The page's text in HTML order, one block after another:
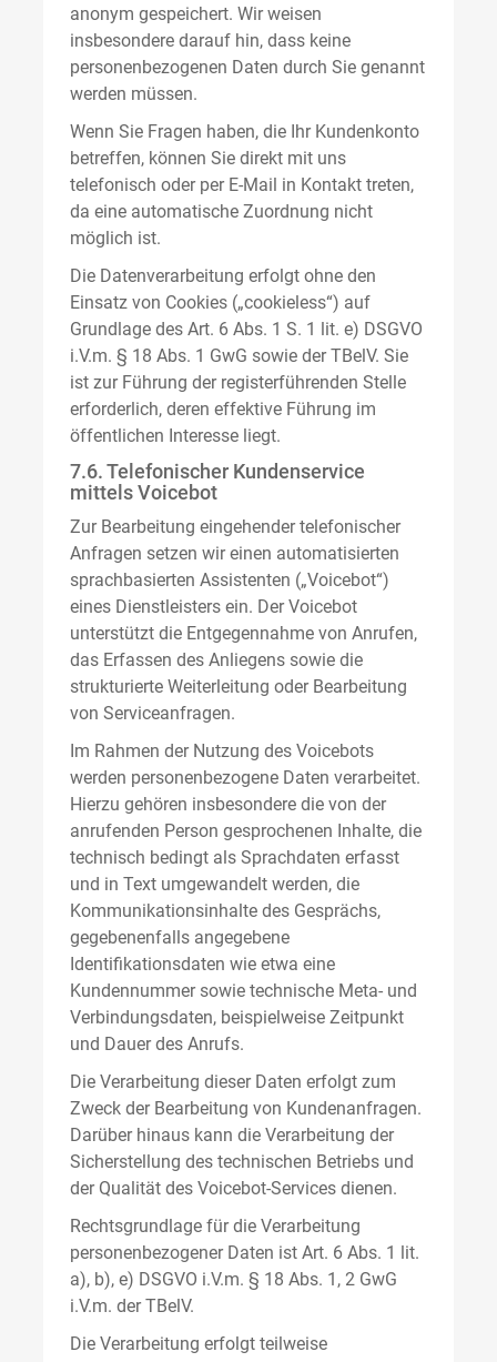
anonym gespeichert. Wir weisen
insbesondere darauf hin, dass keine
personenbezogenen Daten durch Sie genannt
werden müssen.
Wenn Sie Fragen haben, die Ihr Kundenkonto
betreffen, können Sie direkt mit uns
telefonisch oder per E-Mail in Kontakt treten,
da eine automatische Zuordnung nicht
möglich ist.
Die Datenverarbeitung erfolgt ohne den
Einsatz von Cookies („cookieless“) auf
Grundlage des Art. 6 Abs. 1 S. 1 lit. e) DSGVO
i.V.m. § 18 Abs. 1 GwG sowie der TBelV. Sie
ist zur Führung der registerführenden Stelle
erforderlich, deren effektive Führung im
öffentlichen Interesse liegt.
7.6. Telefonischer Kundenservice
mittels Voicebot
Zur Bearbeitung eingehender telefonischer
Anfragen setzen wir einen automatisierten
sprachbasierten Assistenten („Voicebot“)
eines Dienstleisters ein. Der Voicebot
unterstützt die Entgegennahme von Anrufen,
das Erfassen des Anliegens sowie die
strukturierte Weiterleitung oder Bearbeitung
von Serviceanfragen.
Im Rahmen der Nutzung des Voicebots
werden personenbezogene Daten verarbeitet.
Hierzu gehören insbesondere die von der
anrufenden Person gesprochenen Inhalte, die
technisch bedingt als Sprachdaten erfasst
und in Text umgewandelt werden, die
Kommunikationsinhalte des Gesprächs,
gegebenenfalls angegebene
Identifikationsdaten wie etwa eine
Kundennummer sowie technische Meta- und
Verbindungsdaten, beispielweise Zeitpunkt
und Dauer des Anrufs.
Die Verarbeitung dieser Daten erfolgt zum
Zweck der Bearbeitung von Kundenanfragen.
Darüber hinaus kann die Verarbeitung der
Sicherstellung des technischen Betriebs und
der Qualität des Voicebot-Services dienen.
Rechtsgrundlage für die Verarbeitung
personenbezogener Daten ist Art. 6 Abs. 1 lit.
a), b), e) DSGVO i.V.m. § 18 Abs. 1, 2 GwG
i.V.m. der TBelV.
Die Verarbeitung erfolgt teilweise